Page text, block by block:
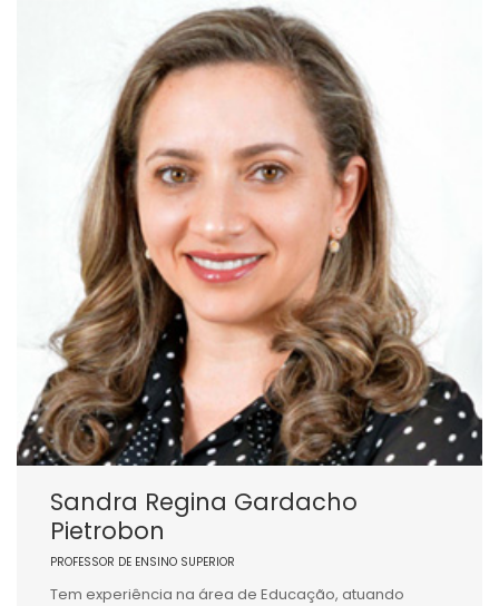
Sandra Regina Gardacho
Pietrobon
PROFESSOR DE ENSINO SUPERIOR
Tem experiência na área de Educação, atuando